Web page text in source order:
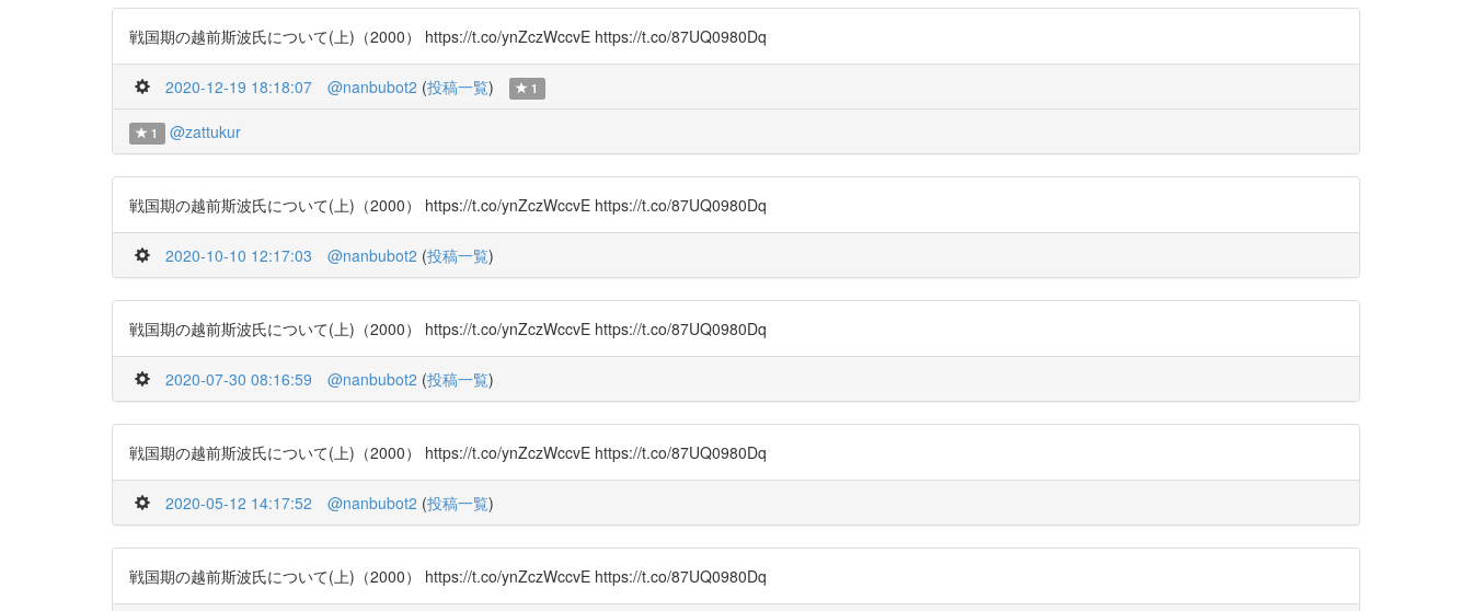
戦国期の越前斯波氏について(上)（2000） https://t.co/ynZczWccvE https://t.co/87UQ0980Dq
2020-12-19 18:18:07 @nanbubot2 (投稿一覧) 1
1 @zattukur
戦国期の越前斯波氏について(上)（2000） https://t.co/ynZczWccvE https://t.co/87UQ0980Dq
2020-10-10 12:17:03 @nanbubot2 (投稿一覧)
戦国期の越前斯波氏について(上)（2000） https://t.co/ynZczWccvE https://t.co/87UQ0980Dq
2020-07-30 08:16:59 @nanbubot2 (投稿一覧)
戦国期の越前斯波氏について(上)（2000） https://t.co/ynZczWccvE https://t.co/87UQ0980Dq
2020-05-12 14:17:52 @nanbubot2 (投稿一覧)
戦国期の越前斯波氏について(上)（2000） https://t.co/ynZczWccvE https://t.co/87UQ0980Dq